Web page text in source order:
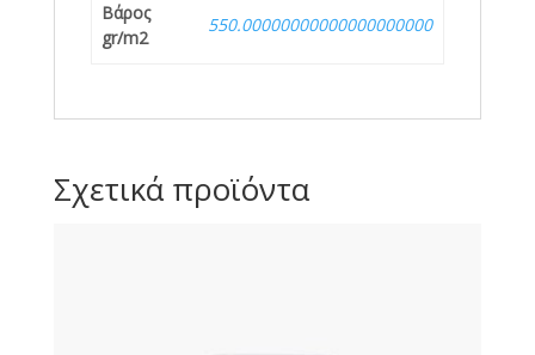
Βάρος
gr/m2
550.00000000000000000000
Σχετικά προϊόντα